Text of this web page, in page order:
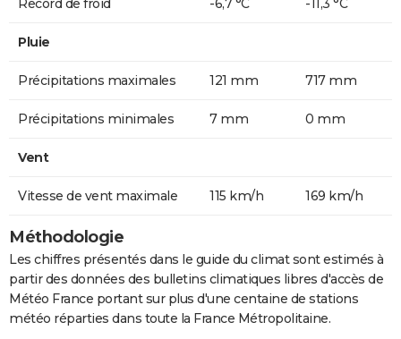
Record de froid -6,7 °C -11,3 °C
Pluie
Précipitations maximales 121 mm 717 mm
Précipitations minimales 7 mm 0 mm
Vent
Vitesse de vent maximale 115 km/h 169 km/h
Méthodologie
Les chiffres présentés dans le guide du climat sont estimés à
partir des données des bulletins climatiques libres d'accès de
Météo France portant sur plus d'une centaine de stations
météo réparties dans toute la France Métropolitaine.